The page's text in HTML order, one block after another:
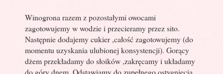
Winogrona razem z pozostałymi owocami
zagotowujemy w wodzie i przecieramy przez sito.
Następnie dodajemy cukier ,całość zagotowujemy (do
momentu uzyskania ulubionej konsystencji). Gorący
dżem przekładamy do słoików ,zakręcamy i układamy
do góry dnem. Odstawiamy do zupełnego ostygnięcia.